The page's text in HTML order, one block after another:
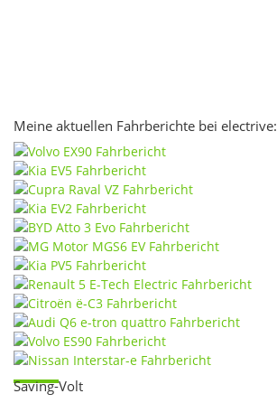
Meine aktuellen Fahrberichte bei electrive:
Saving-Volt